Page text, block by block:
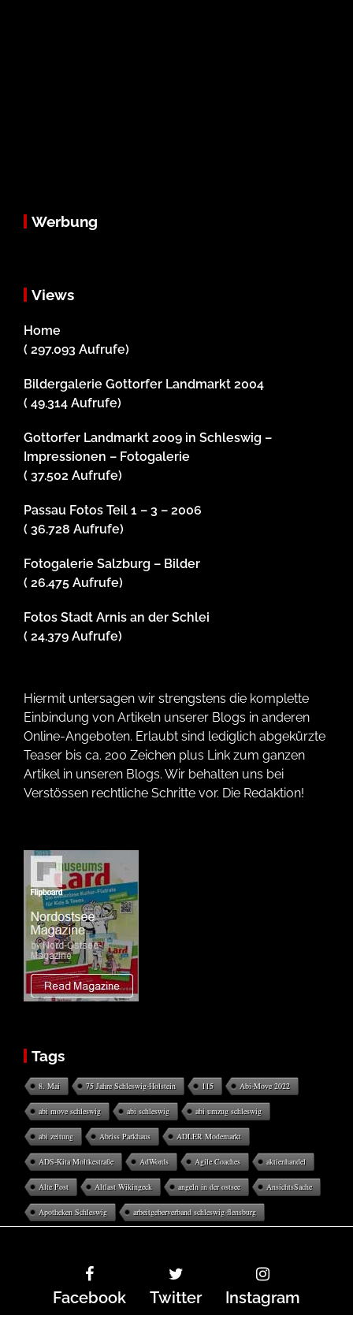
Werbung
Views
Home
( 297.093 Aufrufe)
Bildergalerie Gottorfer Landmarkt 2004
( 49.314 Aufrufe)
Gottorfer Landmarkt 2009 in Schleswig –
Impressionen – Fotogalerie
( 37.502 Aufrufe)
Passau Fotos Teil 1 – 3 – 2006
( 36.728 Aufrufe)
Fotogalerie Salzburg – Bilder
( 26.475 Aufrufe)
Fotos Stadt Arnis an der Schlei
( 24.379 Aufrufe)
Hiermit untersagen wir strengstens die komplette
Einbindung von Artikeln unserer Blogs in anderen
Online-Angeboten. Erlaubt sind lediglich abgekürzte
Teaser bis ca. 200 Zeichen plus Link zum ganzen
Artikel in unseren Blogs. Wir behalten uns bei
Verstössen rechtliche Schritte vor. Die Redaktion!
Tags
8. Mai 75 Jahre Schleswig-Holstein 115 Abi-Move 2022
abi move schleswig abi schleswig abi umzug schleswig
abi zeitung Abriss Parkhaus ADLER Modemarkt
ADS-Kita Moltkestraße AdWords Agile Coaches aktienhandel
Alte Post Altlast Wikingeck angeln in der ostsee AnsichtsSache
Apotheken Schleswig arbeitgeberverband schleswig-flensburg
Facebook Twitter Instagram